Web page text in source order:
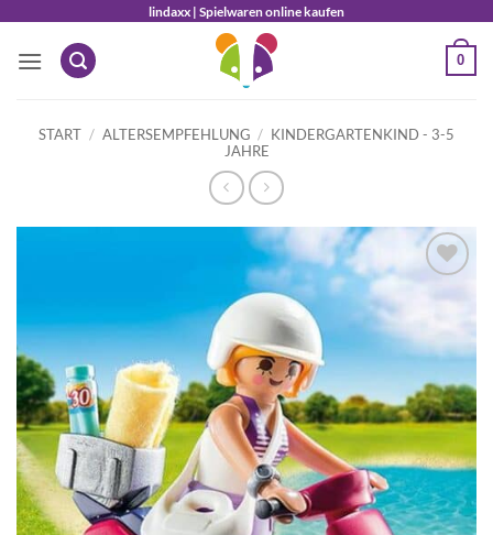
springen
lindaxx | Spielwaren online kaufen
0
START / ALTERSEMPFEHLUNG / KINDERGARTENKIND - 3-5
JAHRE
Wunschliste